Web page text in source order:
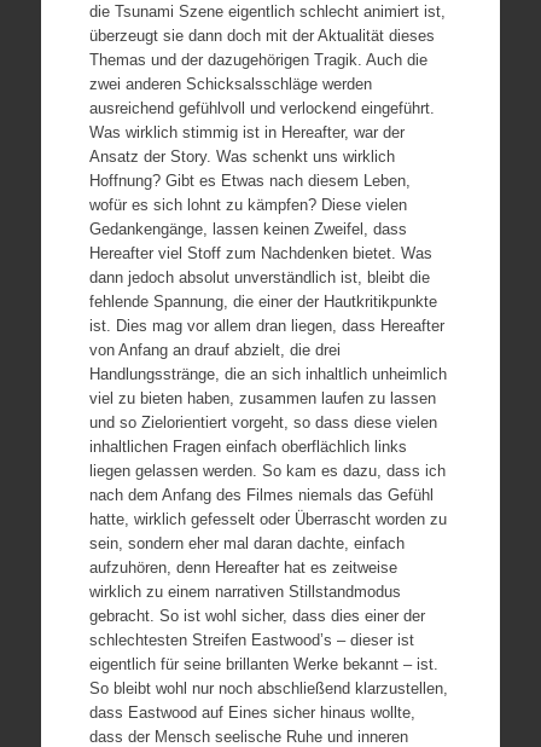
die Tsunami Szene eigentlich schlecht animiert ist,
überzeugt sie dann doch mit der Aktualität dieses
Themas und der dazugehörigen Tragik. Auch die
zwei anderen Schicksalsschläge werden
ausreichend gefühlvoll und verlockend eingeführt.
Was wirklich stimmig ist in Hereafter, war der
Ansatz der Story. Was schenkt uns wirklich
Hoffnung? Gibt es Etwas nach diesem Leben,
wofür es sich lohnt zu kämpfen? Diese vielen
Gedankengänge, lassen keinen Zweifel, dass
Hereafter viel Stoff zum Nachdenken bietet. Was
dann jedoch absolut unverständlich ist, bleibt die
fehlende Spannung, die einer der Hautkritikpunkte
ist. Dies mag vor allem dran liegen, dass Hereafter
von Anfang an drauf abzielt, die drei
Handlungsstränge, die an sich inhaltlich unheimlich
viel zu bieten haben, zusammen laufen zu lassen
und so Zielorientiert vorgeht, so dass diese vielen
inhaltlichen Fragen einfach oberflächlich links
liegen gelassen werden. So kam es dazu, dass ich
nach dem Anfang des Filmes niemals das Gefühl
hatte, wirklich gefesselt oder Überrascht worden zu
sein, sondern eher mal daran dachte, einfach
aufzuhören, denn Hereafter hat es zeitweise
wirklich zu einem narrativen Stillstandmodus
gebracht. So ist wohl sicher, dass dies einer der
schlechtesten Streifen Eastwood’s – dieser ist
eigentlich für seine brillanten Werke bekannt – ist.
So bleibt wohl nur noch abschließend klarzustellen,
dass Eastwood auf Eines sicher hinaus wollte,
dass der Mensch seelische Ruhe und inneren